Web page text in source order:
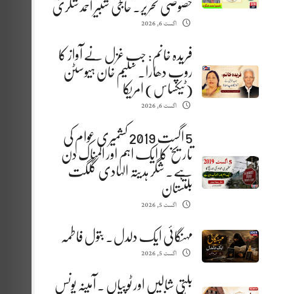
خصوصی تحریر. حاجی شبیر احمد شگری
اگست 6, 2026
فریدہ خانم: جب غزل نے آواز کا
روپ دھارا. سلیم خان ہیوسٹن
(ٹیکساس) امریکا
اگست 6, 2026
5 اگست 2019 کشمیری عوام کی
تاریخ کا ایک اہم اور المناک دن
ہے. شگر ہدیتہ الہادی گلگت
بلتستان
اگست 5, 2026
مہنگائی ایک دلدل. بتول فاطمہ
اگست 5, 2026
بلتی شالیں اور ٹوپیاں . آمینہ یونس